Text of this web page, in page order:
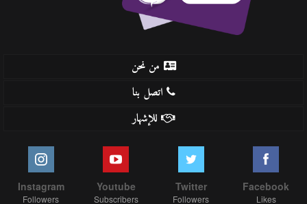
من نحن
اتصل بنا
للإشهار
Facebook
Likes
Twitter
Followers
Youtube
Subscribers
Instagram
Followers